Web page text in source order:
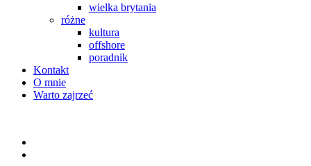
wielka brytania
różne
kultura
offshore
poradnik
Kontakt
O mnie
Warto zajrzeć